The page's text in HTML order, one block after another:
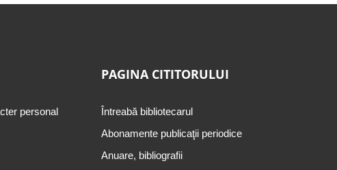
personal
PAGINA CITITORULUI
Întreabă bibliotecarul
Abonamente publicaţii periodice
Anuare, bibliografii